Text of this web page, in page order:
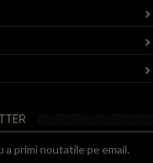
primi noutatile pe email.